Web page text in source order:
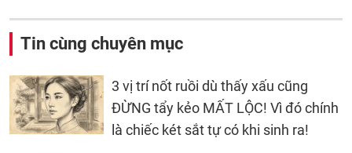
Tin cùng chuyên mục
3 vị trí nốt ruồi dù thấy xấu cũng
ĐỪNG tẩy kẻo MẤT LỘC! Vì đó chính
là chiếc két sắt tự có khi sinh ra!